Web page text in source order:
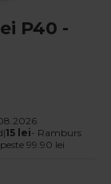
P40 -
15 lei- Ramburs
peste 99.90 lei